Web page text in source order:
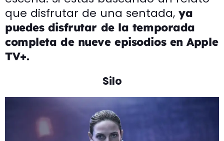
que disfrutar de una sentada, ya
puedes disfrutar de la temporada
completa de nueve episodios en Apple
TV+.
Silo